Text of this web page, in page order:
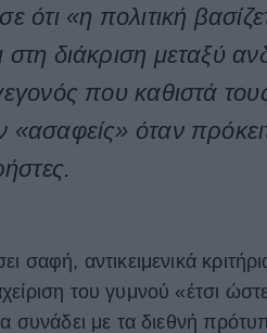
ότι «η πολιτική
διάκριση μεταξύ
που καθιστά
όταν
σαφή, αντικειμενικά
του γυμνού «έτσι
συνάδει με τα διεθνή